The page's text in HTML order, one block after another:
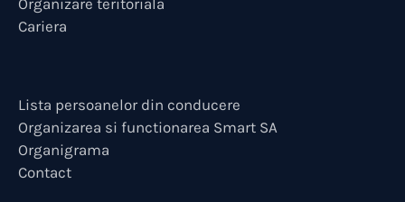
Organizare teritoriala
Cariera
Lista persoanelor din conducere
Organizarea si functionarea Smart SA
Organigrama
Contact